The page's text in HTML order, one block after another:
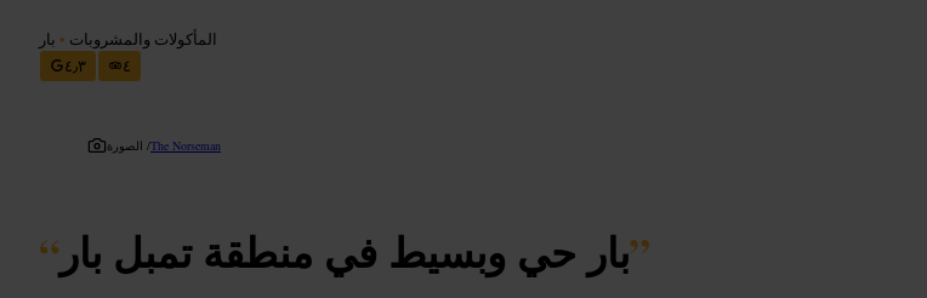
المأكولات والمشروبات • بار
٤٫٣
٤
الصورة /The Norseman
“بار حي وبسيط في منطقة تمبل بار”